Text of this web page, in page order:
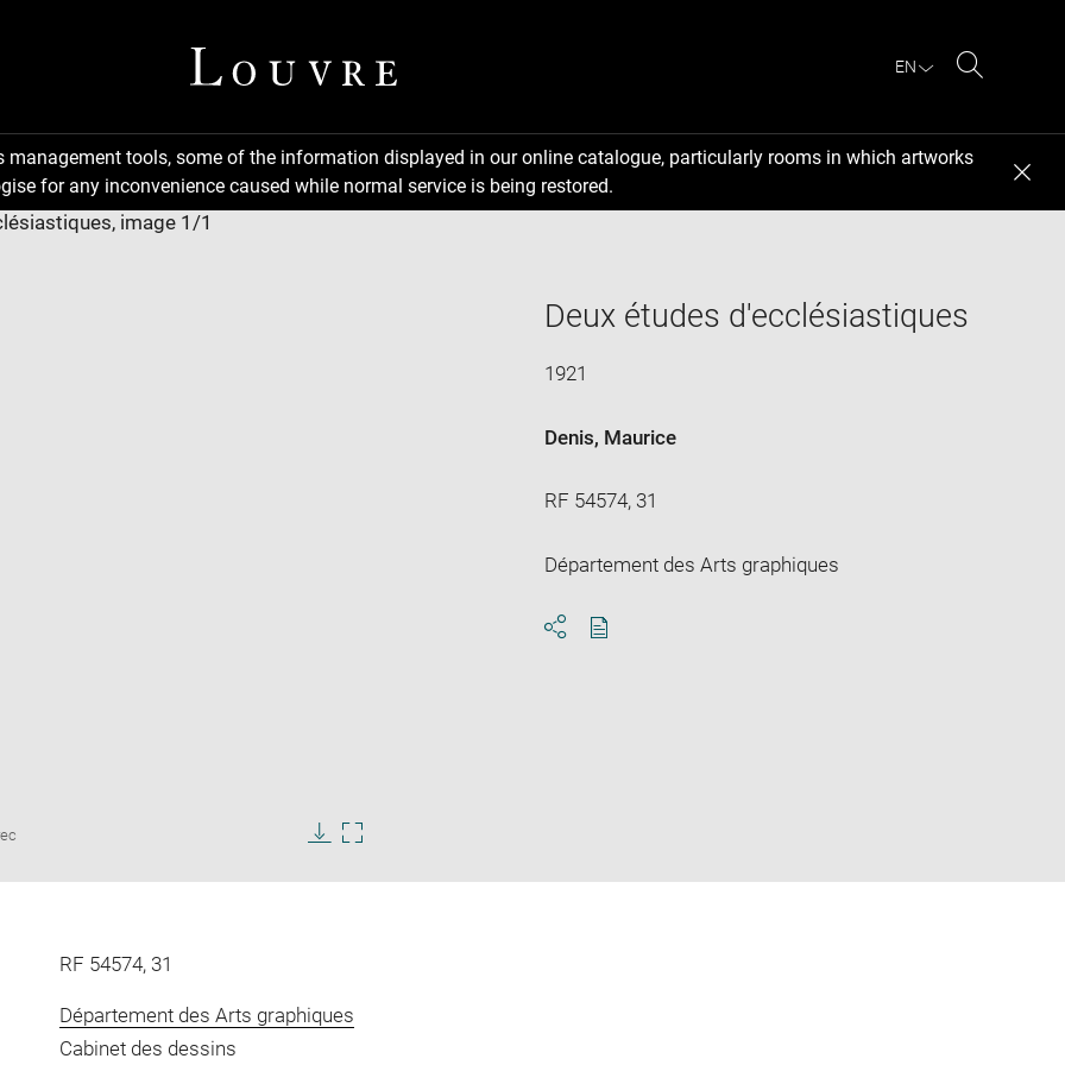
EN
management tools, some of the information displayed in our online catalogue, particularly rooms in which artworks
for any inconvenience caused while normal service is being restored.
new
imageimage
Deux études d'ecclésiastiques
1921
Denis, Maurice
RF 54574, 31
Département des Arts graphiques
RF 54574, 31
Département des Arts graphiques
Cabinet des dessins